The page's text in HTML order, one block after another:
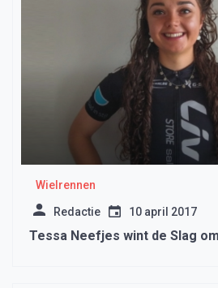
Wielrennen
Redactie 10 april 2017
Tessa Neefjes wint de Slag